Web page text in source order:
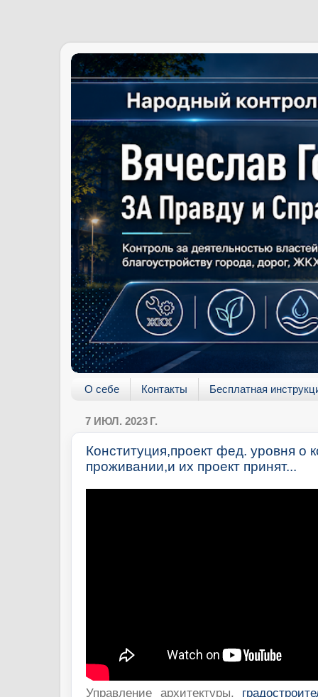
О себе Контакты Бесплатная
7 ИЮЛ. 2023 Г.
Конституция,проект фед. уровня о
проживании,и их проект принят...
Управление архитектуры,